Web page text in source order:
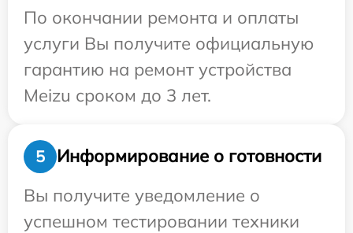
По окончании ремонта и оплаты
услуги Вы получите официальную
гарантию на ремонт устройства
Meizu сроком до 3 лет.
5
Информирование о готовности
Вы получите уведомление о
успешном тестировании техники